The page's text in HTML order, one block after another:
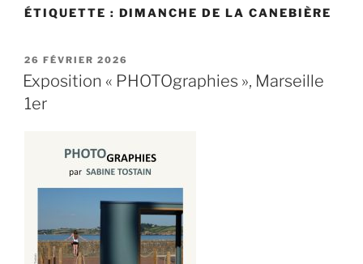
ÉTIQUETTE : DIMANCHE DE LA CANEBIÈRE
PUBLIÉ
LE
26 FÉVRIER 2026
Exposition « PHOTOgraphies », Marseille
1er